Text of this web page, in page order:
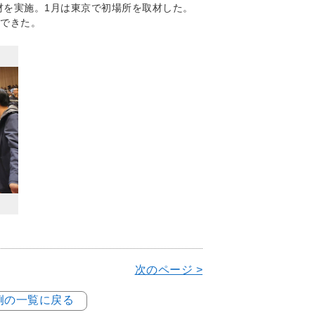
実施。1月は東京で初場所を取材した。
きた。
次のページ >
一覧に戻る